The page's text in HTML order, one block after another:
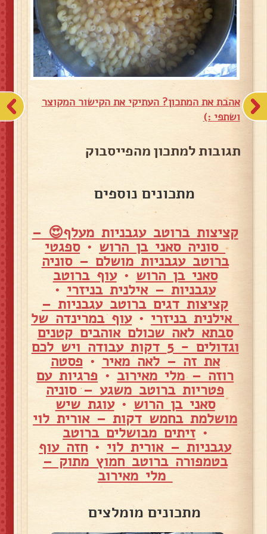
אהבת את המתכון? העתיקי את הקישור המקוצר
ושתפי :)
תגובות למתכון מהפייסבוק
מתכונים נוספים
קציצות ברוטב עגבניות מעלף😍 –
סוניה סאני בן הרוש •ספגטי
ברוטב עגבניות מושלם – סוניה
סאני בן הרוש •עוף ברוטב
עגבניות – אילנית בניזרי •
קציצות דגים ברוטב עגבניות –
אילנית בניזרי •עוף במרינדה של
סבתא לאה שכולם אוהבים קטנים
וגדולים - 5 דקות עבודה ויש לכם
את זה – לאה מאיר • פסטה
רוזה – מלי מאירוב • פרגיות עם
פטריות ברוטב משגע – סוניה
סאני בן הרוש •עוגת שיש
מושלמת בחמש דקות – אורית לוי
• זיתים מבושלים ברוטב
עגבניות – אורית לוי • חזה עוף
בטמפורה ברוטב חמוץ מתוק –
מלי מאירוב
מתכונים מומלצים